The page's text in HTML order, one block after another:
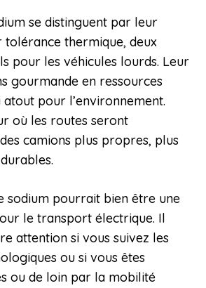
se distinguent par leur
thermique, deux
pour les véhicules lourds. Leur
gourmande en ressources
pour l’environnement.
où les routes seront
camions plus propres, plus
sodium pourrait bien être une
le transport électrique. Il
attention si vous suivez les
ou si vous êtes
ou de loin par la mobilité